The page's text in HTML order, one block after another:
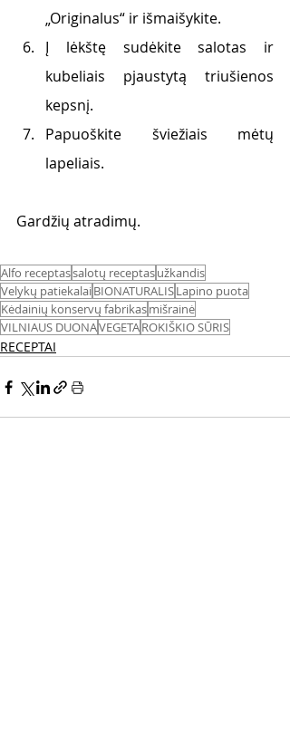
„Originalus“ ir išmaišykite.
Į lėkštę sudėkite salotas ir
kubeliais pjaustytą triušienos
kepsnį.
Papuoškite šviežiais mėtų
lapeliais.
Gardžių atradimų.
Alfo receptassalotų receptasužkandis
Velykų patiekalaiBIONATURALISLapino puota
Kėdainių konservų fabrikasmišrainė
VILNIAUS DUONAVEGETAROKIŠKIO SŪRIS
RECEPTAI